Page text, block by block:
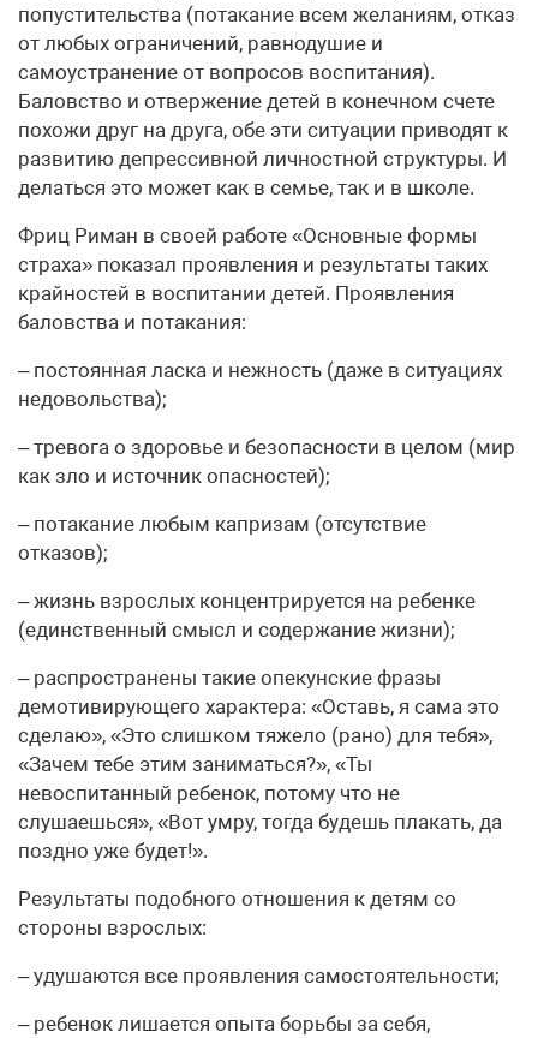
попустительства (потакание всем желаниям, отказ
от любых ограничений, равнодушие и
самоустранение от вопросов воспитания).
Баловство и отвержение детей в конечном счете
похожи друг на друга, обе эти ситуации приводят к
развитию депрессивной личностной структуры. И
делаться это может как в семье, так и в школе.
Фриц Риман в своей работе «Основные формы
страха» показал проявления и результаты таких
крайностей в воспитании детей. Проявления
баловства и потакания:
– постоянная ласка и нежность (даже в ситуациях
недовольства);
– тревога о здоровье и безопасности в целом (мир
как зло и источник опасностей);
– потакание любым капризам (отсутствие
отказов);
– жизнь взрослых концентрируется на ребенке
(единственный смысл и содержание жизни);
– распространены такие опекунские фразы
демотивирующего характера: «Оставь, я сама это
сделаю», «Это слишком тяжело (рано) для тебя»,
«Зачем тебе этим заниматься?», «Ты
невоспитанный ребенок, потому что не
слушаешься», «Вот умру, тогда будешь плакать, да
поздно уже будет!».
Результаты подобного отношения к детям со
стороны взрослых:
– удушаются все проявления самостоятельности;
– ребенок лишается опыта борьбы за себя,